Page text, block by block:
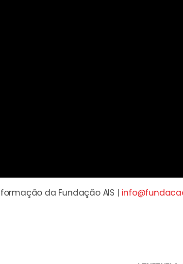
da Fundação AIS |